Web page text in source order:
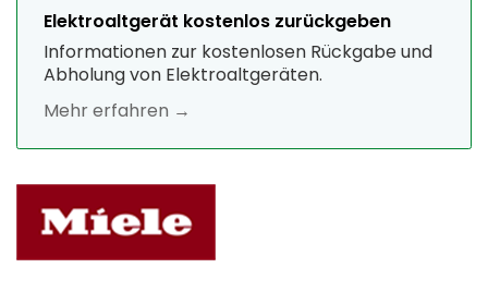
Elektroaltgerät kostenlos zurückgeben
Informationen zur kostenlosen Rückgabe und
Abholung von Elektroaltgeräten.
Mehr erfahren →